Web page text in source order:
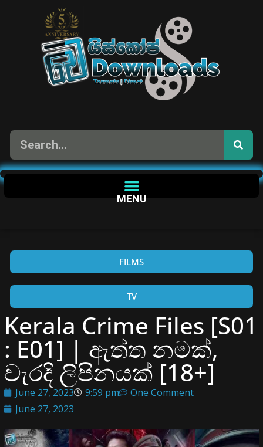
MENU
FILMS
TV
Kerala Crime Files [S01
: E01] | ඇත්ත නමක්,
වැරදි ලිපිනයක් [18+]
June 27, 2023 9:59 pm
One Comment
June 27, 2023